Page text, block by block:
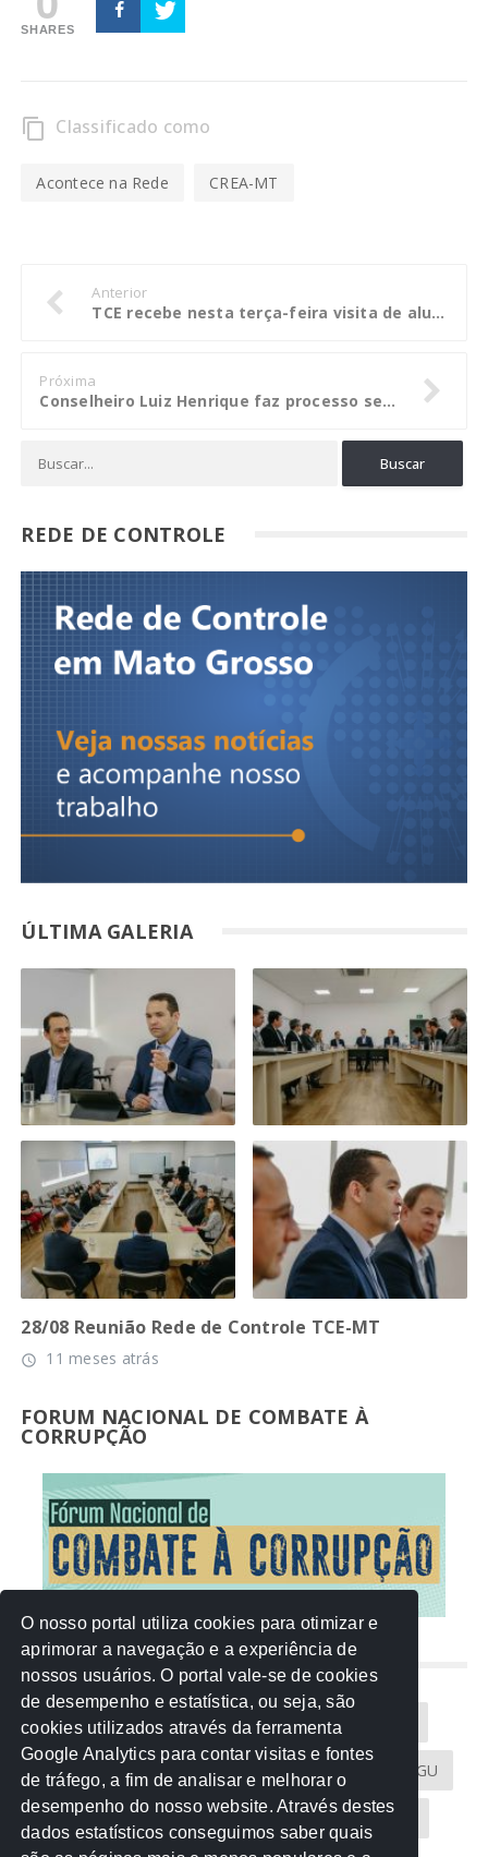
SHARES
content_copy Classificado como
Acontece na Rede CREA-MT
Anterior
TCE recebe nesta terça-feira visita de alunos da Orquestra Sinfônica Jovem de Campo Verde
Próxima
Conselheiro Luiz Henrique faz processo seletivo para escolha de assessores
REDE DE CONTROLE
ÚLTIMA GALERIA
28/08 Reunião Rede de Controle TCE-MT
access_time 11 meses atrás
FORUM NACIONAL DE COMBATE À
CORRUPÇÃO
NUVEM DE TAGS
Acontece na Rede AGU AMM
Atricon Audicom CAU-MT CGU
CREA-MT Eventos MPC-MT MPE-MT
O nosso portal utiliza cookies para otimizar e
aprimorar a navegação e a experiência de
nossos usuários. O portal vale-se de cookies
de desempenho e estatística, ou seja, são
cookies utilizados através da ferramenta
Google Analytics para contar visitas e fontes
de tráfego, a fim de analisar e melhorar o
desempenho do nosso website. Através destes
dados estatísticos conseguimos saber quais